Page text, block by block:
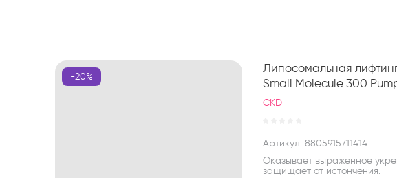
-20%
Липосомальная
Small Molecule 300
CKD
Артикул: 8805915711414
Оказывает выраженное
защищает от истончения.